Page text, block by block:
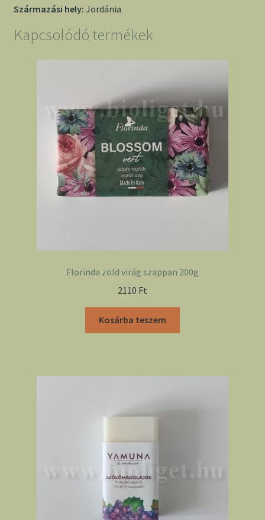
Származási hely: Jordánia
Kapcsolódó termékek
Florinda zöld virág szappan 200g
2110 Ft
Kosárba teszem